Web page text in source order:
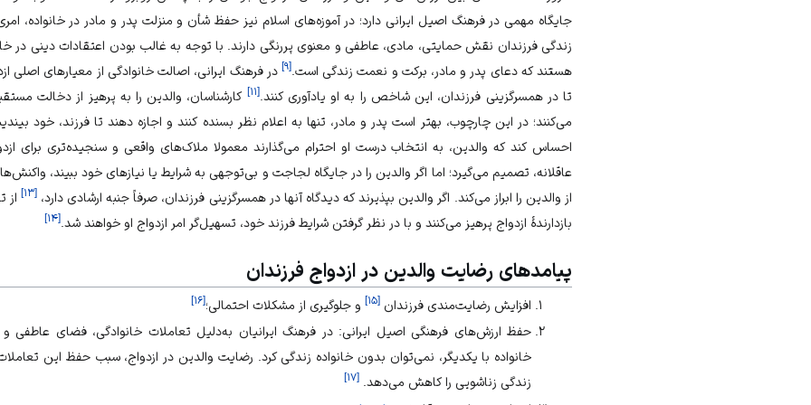
جایگاه مهمی در فرهنگ اصیل ایرانی دارد؛ در آموزه‌های اسلام نیز حفظ شأن و منزلت پدر و مادر در خانواده،
زندگی فرزندان نقش حمایتی، مادی، عاطفی و معنوی پررنگی دارند. با توجه به غالب بودن اعتقادات دینی در
هستند که دعای پدر و مادر، برکت و نعمت زندگی است.[۹] در فرهنگ ایرانی، اصالت خانوادگی از معیارهای اصلی
تا در همسرگزینی فرزندان، این شاخص را به او یادآوری کنند.[۱۱] کارشناسان، والدین را به پرهیز از دخالت
می‌کنند؛ در این چارچوب، بهتر است پدر و مادر، تنها به اعلام نظر بسنده کنند و اجازه دهند تا فرزند، خود
احساس کند که والدین، به انتخاب درست او احترام می‌گذارند معمولا ملاک‌های واقعی و سنجیده‌تری برای
عاقلانه، تصمیم می‌گیرد؛ اما اگر والدین را در جایگاه لجاجت و بی‌توجهی به شرایط یا نیازهای خود ببیند،
از والدین را ابراز می‌کند. اگر والدین بپذیرند که دیدگاه آنها در همسرگزینی فرزندان، صرفاً جنبه ارشادی دارد،[۱۳] از
بازدارندۀ ازدواج پرهیز می‌کنند و با در نظر گرفتن شرایط فرزند خود، تسهیل‌گر امر ازدواج او خواهند شد.[۱۴]
پیامدهای رضایت والدین در ازدواج فرزندان
افزایش رضایت‌مندی فرزندان [۱۵]و جلوگیری از مشکلات احتمالی؛[۱۶]
حفظ ارزش‌های فرهنگی اصیل ایرانی: در فرهنگ ایرانیان به‌دلیل تعاملات خانوادگی، فضای
خانواده با یکدیگر، نمی‌توان بدون خانواده‌ زندگی کرد. رضایت والدین در ازدواج، سبب حفظ این
زندگی زناشویی را کاهش می‌دهد.
[۱۷]